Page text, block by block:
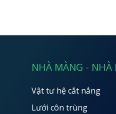
NHÀ MÀNG - NHÀ
Vật tư hệ cắt nắng
Lưới côn trùng